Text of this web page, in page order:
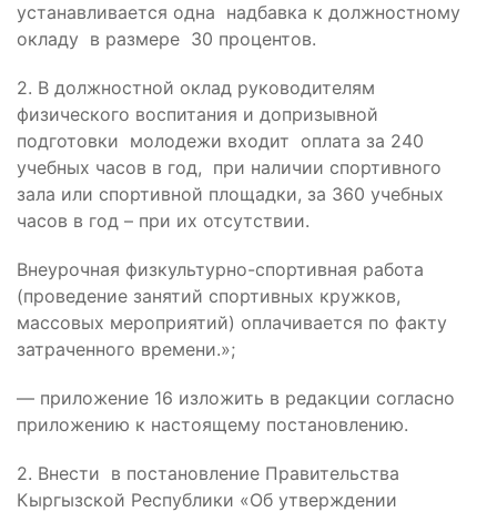
устанавливается одна надбавка к должностному
окладу в размере 30 процентов.
2. В должностной оклад руководителям
физического воспитания и допризывной
подготовки молодежи входит оплата за 240
учебных часов в год, при наличии спортивного
зала или спортивной площадки, за 360 учебных
часов в год – при их отсутствии.
Внеурочная физкультурно-спортивная работа
(проведение занятий спортивных кружков,
массовых мероприятий) оплачивается по факту
затраченного времени.»;
— приложение 16 изложить в редакции согласно
приложению к настоящему постановлению.
2. Внести в постановление Правительства
Кыргызской Республики «Об утверждении